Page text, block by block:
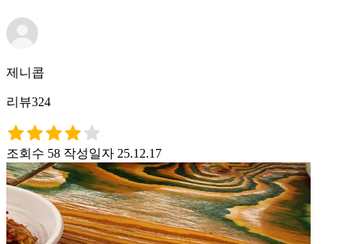
제니콥
리뷰324
조회수 58 작성일자 25.12.17